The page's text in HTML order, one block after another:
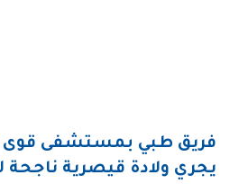
فريق طبي بمستشفى قوى
يجري ولادة قيصرية ناجحة